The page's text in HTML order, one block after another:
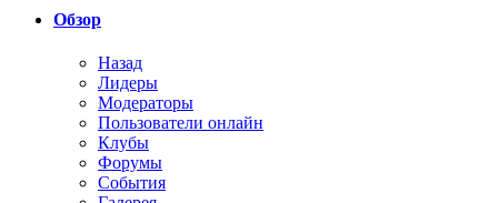
Обзор
Назад
Лидеры
Модераторы
Пользователи онлайн
Клубы
Форумы
События